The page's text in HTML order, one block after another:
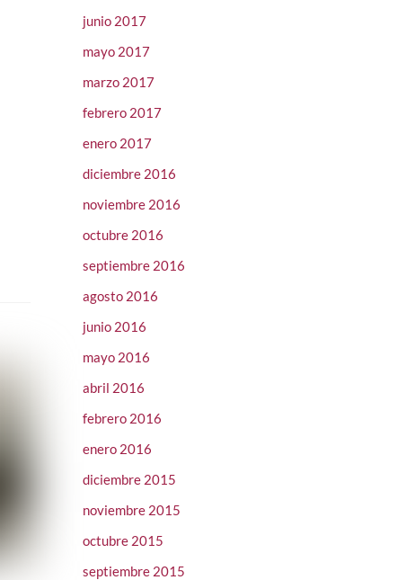
junio 2017
mayo 2017
marzo 2017
febrero 2017
enero 2017
diciembre 2016
noviembre 2016
octubre 2016
septiembre 2016
agosto 2016
junio 2016
mayo 2016
abril 2016
febrero 2016
enero 2016
diciembre 2015
noviembre 2015
octubre 2015
septiembre 2015